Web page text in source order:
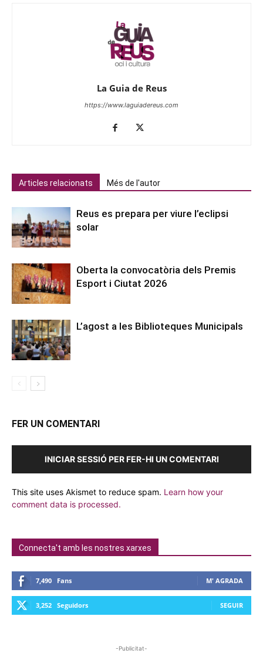
La Guia de Reus
https://www.laguiadereus.com
Articles relacionats Més de l'autor
Reus es prepara per viure l’eclipsi
solar
Oberta la convocatòria dels Premis
Esport i Ciutat 2026
L’agost a les Biblioteques Municipals
FER UN COMENTARI
INICIAR SESSIÓ PER FER-HI UN COMENTARI
This site uses Akismet to reduce spam. Learn how your
comment data is processed.
Connecta't amb les nostres xarxes
7,490 Fans M' AGRADA
3,252 Seguidors SEGUIR
-Publicitat-